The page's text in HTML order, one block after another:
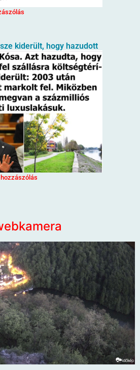
kiderült, hogy hazudott